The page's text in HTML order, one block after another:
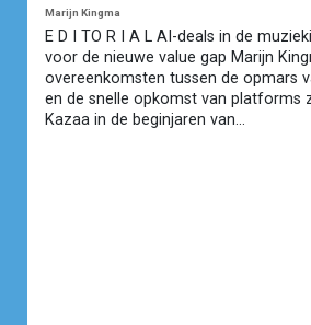
Marijn Kingma
E D I TO R I A L AI-deals in de
voor de nieuwe value gap Marijn
overeenkomsten tussen de opmars
en de snelle opkomst van platforms
Kazaa in de beginjaren van...